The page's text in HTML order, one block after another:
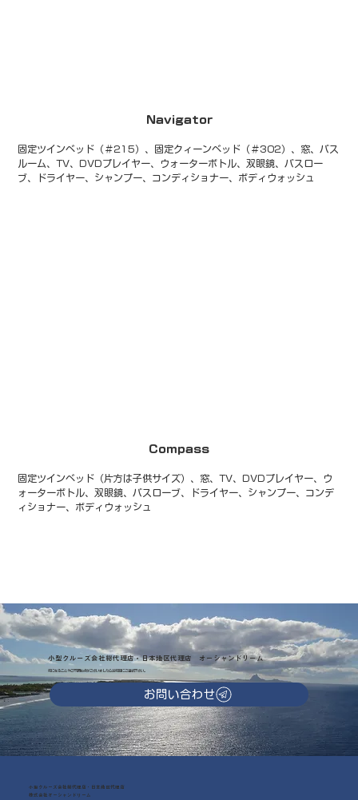
Navigator
固定ツインベッド（＃215）、固定クィーンベッド（＃302）、窓、バス
ルーム、TV、DVDプレイヤー、ウォーターボトル、双眼鏡、バスロー
ブ、ドライヤー、シャンプー、コンディショナー、ボディウォッシュ
Compass
固定ツインベッド（片方は子供サイズ）、窓、TV、DVDプレイヤー、ウ
ォーターボトル、双眼鏡、バスローブ、ドライヤー、シャンプー、コンデ
ィショナー、ボディウォッシュ
小型クルーズ会社総代理店・日本地区代理店 オーシャンドリーム
気になることやご不明な点がございましたらお気軽にご連絡下さい。
お問い合わせ
小型クルーズ会社総代理店・日本地区代理店
株式会社オーシャンドリーム